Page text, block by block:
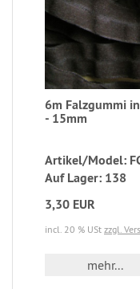
6m Falzgummi
- 15mm
Artikel/Model:
Auf Lager: 138
3,30 EUR
incl. 20 % USt zzgl.
mehr...